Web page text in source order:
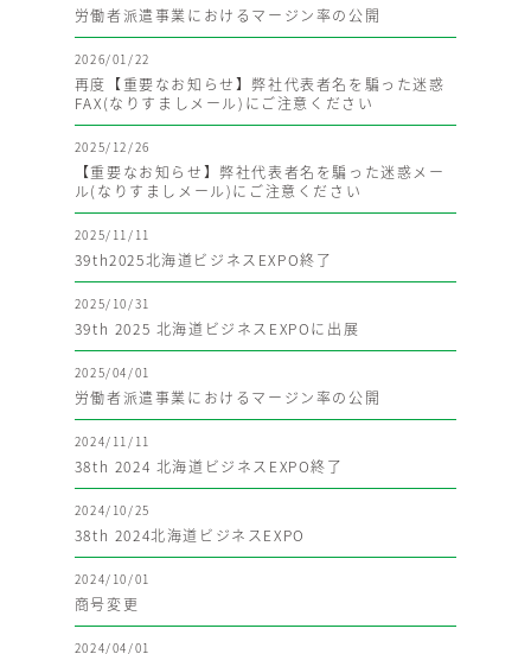
労働者派遣事業におけるマージン率の公開
2026/01/22
再度【重要なお知らせ】弊社代表者名を騙った迷惑
FAX(なりすましメール)にご注意ください
2025/12/26
【重要なお知らせ】弊社代表者名を騙った迷惑メー
ル(なりすましメール)にご注意ください
2025/11/11
39th2025北海道ビジネスEXPO終了
2025/10/31
39th 2025 北海道ビジネスEXPOに出展
2025/04/01
労働者派遣事業におけるマージン率の公開
2024/11/11
38th 2024 北海道ビジネスEXPO終了
2024/10/25
38th 2024北海道ビジネスEXPO
2024/10/01
商号変更
2024/04/01